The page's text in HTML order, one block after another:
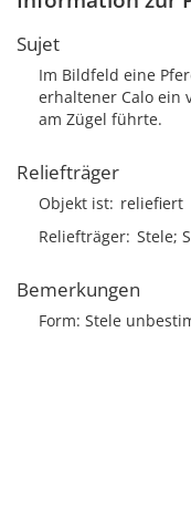
Sujet
Im Bildfeld eine
erhaltener Calo ein
am Zügel führte.
Reliefträger
Objekt ist reliefiert
Reliefträger Stele;
Bemerkungen
Form: Stele